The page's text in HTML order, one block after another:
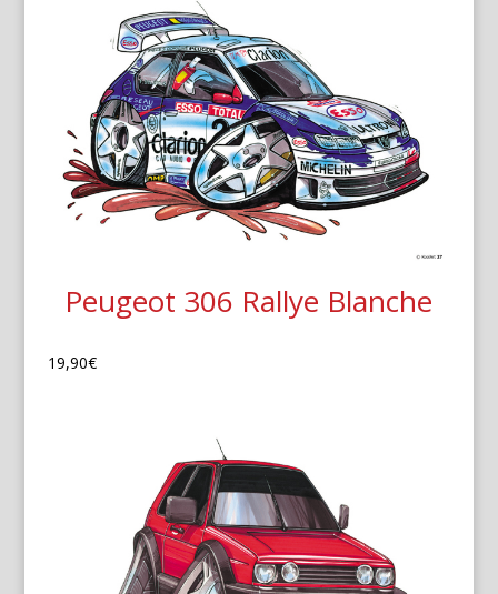
Peugeot 306 Rallye Blanche
19,90€